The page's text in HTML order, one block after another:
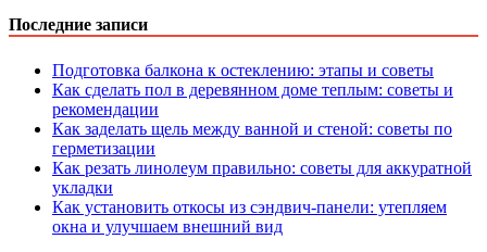
Последние записи
Подготовка балкона к остеклению: этапы и советы
Как сделать пол в деревянном доме теплым: советы и
рекомендации
Как заделать щель между ванной и стеной: советы по
герметизации
Как резать линолеум правильно: советы для аккуратной
укладки
Как установить откосы из сэндвич-панели: утепляем
окна и улучшаем внешний вид